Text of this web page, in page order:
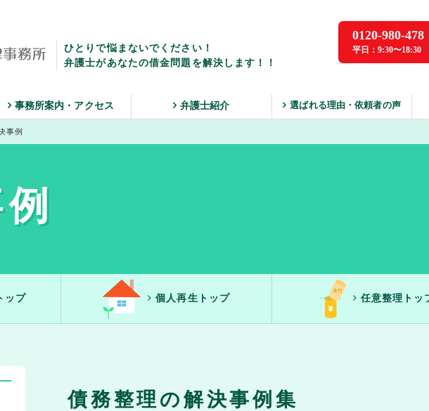
ひとりで悩まないでください！
弁護士があなたの借金問題を解決します！！
0120-980-478
平日：9:30〜18:30
事務所案内・アクセス 弁護士紹介 選ばれる理由・依頼者の声
事例
ップ 個人再生トップ 任意整理トッ
債務整理の解決事例集